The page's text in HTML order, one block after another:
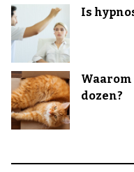
Is
Waarom
dozen?